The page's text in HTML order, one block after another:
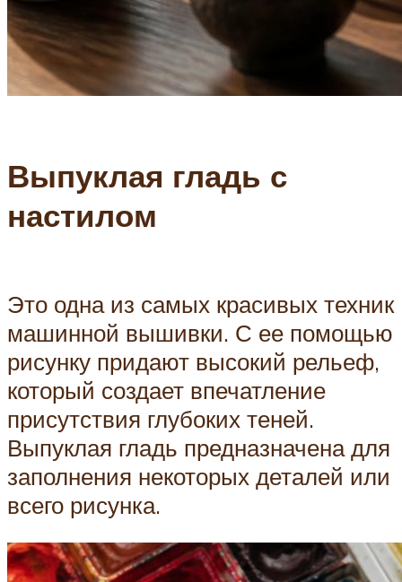
Выпуклая гладь с
настилом
Это одна из самых красивых техник
машинной вышивки. С ее помощью
рисунку придают высокий рельеф,
который создает впечатление
присутствия глубоких теней.
Выпуклая гладь предназначена для
заполнения некоторых деталей или
всего рисунка.